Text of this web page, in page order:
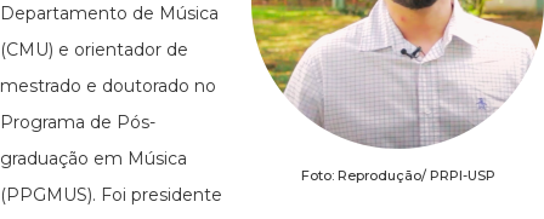
Foto: Reprodução/ PRPI-USP
Departamento de Música
(CMU) e orientador de
mestrado e doutorado no
Programa de Pós-
graduação em Música
(PPGMUS). Foi presidente